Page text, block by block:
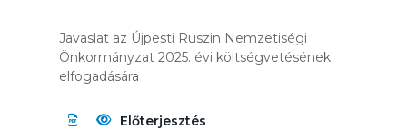
Javaslat az Újpesti Ruszin Nemzetiségi
Önkormányzat 2025. évi költségvetésének
elfogadására
Előterjesztés